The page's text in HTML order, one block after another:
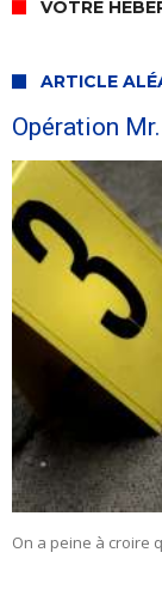
VOTRE
ARTICLE
Opération
On a peine à croire